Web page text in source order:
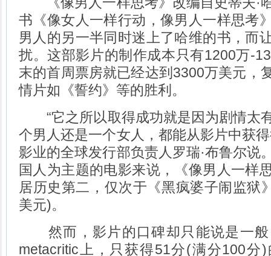
书《像女人一样行动，像男人一样思考
男人的另一半同时迷上了哈维的书，而
扰。这部影片的制作成本只有1200万-
末的首周票房就已经达到3300万美元，
情片如《誓约》等的胜利。
“它之所以取得成功就是因为剧情太
个男人还是一个女人，都能从影片中获
影业的全球发行部负责人罗瑞·布鲁尔说
国人为主题的电影来说，《像男人一样
居历史第二，仅次于《黑疯婆子闹监狱
美元)。
然而，影片的口碑却只能说是一般
metacritic上，只获得51分(满分100分